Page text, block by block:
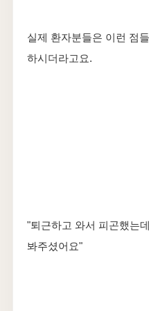
실제 환자분들은 이런 점
하시더라고요.
"퇴근하고 와서 피곤했는
봐주셨어요"